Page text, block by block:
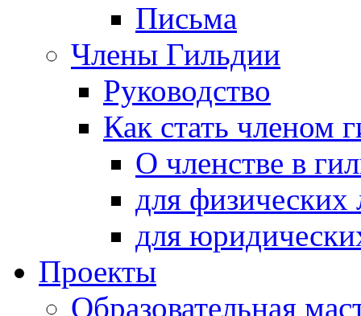
Письма
Члены Гильдии
Руководство
Как стать членом
О членстве в
для физических
для
Проекты
Образовательная